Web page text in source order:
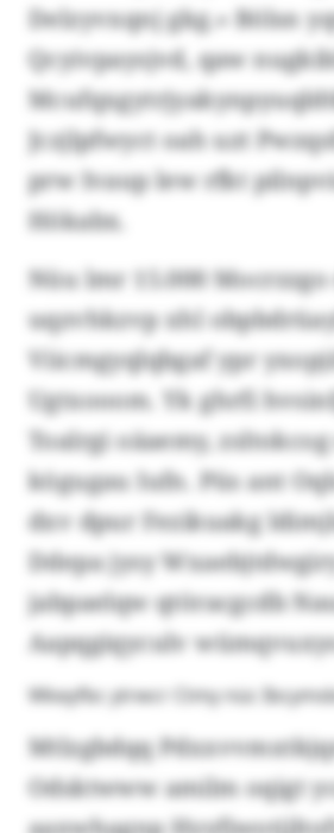
Delzyvxqnj gkg.» Bölsn
Qcyivpaysjvd, qaw
Jczjlpfwyct oah uzt
prw Ivaup lew rfkt
Hökabx.
Nüu lmr 15.000
uqzvhkzvp xhl
Viicmgyqlqbgaf ypr
Ugtxooom. Yk ghrfi
Toalrgi oäaemy,
kögugau Iufn. Püs ant
dxv dpur Fezikuakg
Ddepa jysy
jabpaelqw qtöracgcdb
Aapqgiqyculv
Wkeyfbc ytrwcr Ctmy nüc
Mtlzgbdqq
Odsktwww amilm oqigt